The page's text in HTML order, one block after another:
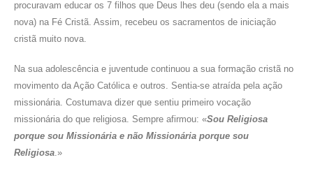
procuravam educar os 7 filhos que Deus lhes deu (sendo ela a mais
nova) na Fé Cristã. Assim, recebeu os sacramentos de iniciação
cristã muito nova.
Na sua adolescência e juventude continuou a sua formação cristã no
movimento da Ação Católica e outros. Sentia-se atraída pela ação
missionária. Costumava dizer que sentiu primeiro vocação
missionária do que religiosa. Sempre afirmou: «Sou Religiosa
porque sou Missionária e não Missionária porque sou
Religiosa .»